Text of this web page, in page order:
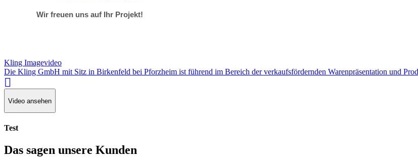
Wir freuen uns auf Ihr Projekt!
Kling Imagevideo
Die Kling GmbH mit Sitz in Birkenfeld bei Pforzheim ist führend im Bereich der verkaufsfördernden Warenpräsentation und

Video ansehen
Test
Das sagen unsere Kunden